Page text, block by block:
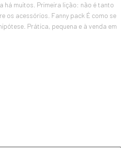
há muitos. Primeira lição: não é tanto
os acessórios. Fanny pack É como se
Prática, pequena e à venda em